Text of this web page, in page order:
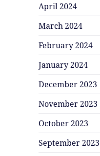
April 2024
March 2024
February 2024
January 2024
December 2023
November 2023
October 2023
September 2023